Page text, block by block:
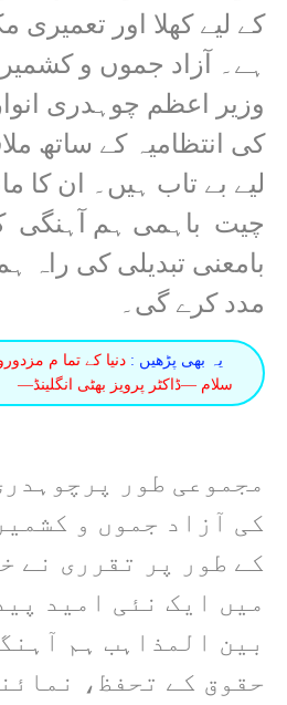
کے لیے کھلا اور تعمیری
ہے۔ آزاد جموں و
وزیر اعظم چوہدری
کی انتظامیہ کے ساتھ
لیے بے تاب ہیں۔ ان کا
چیت باہمی ہم آہنگی
بامعنی تبدیلی کی راہ
مدد کرے گی۔
یہ بھی پڑھیں : دنیا کے تما م
سلام —ڈاکٹر پرویز بھٹی انگلینڈ—
مجموعی طور
کی آزاد جموں و
کے طور پر تقرری نے
میں ایک نئی امید
بین المذاہب ہم
حقوق کے تحفظ،